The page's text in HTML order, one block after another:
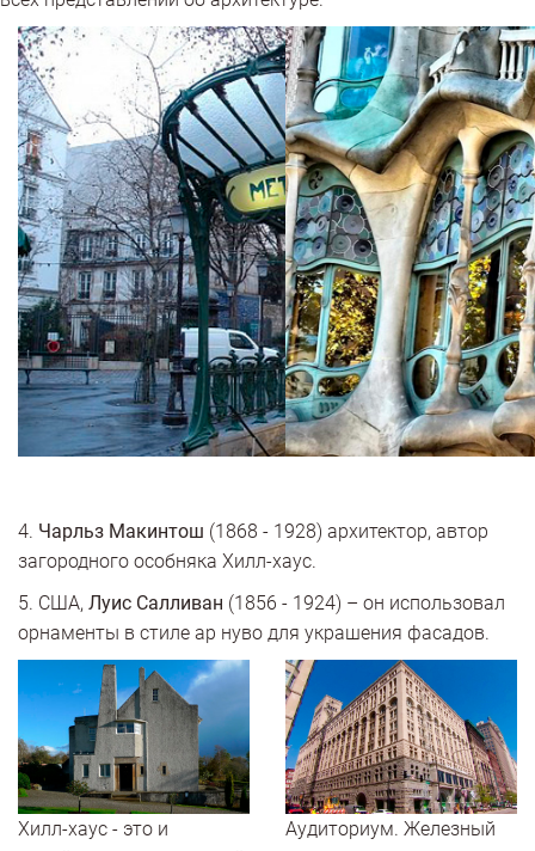
4. Чарльз Макинтош (1868 - 1928) архитектор, автор
загородного особняка Хилл-хаус.
5. США, Луис Салливан (1856 - 1924) – он использовал
орнаменты в стиле ар нуво для украшения фасадов.
Хилл-хаус - это и
Аудиториум. Железный